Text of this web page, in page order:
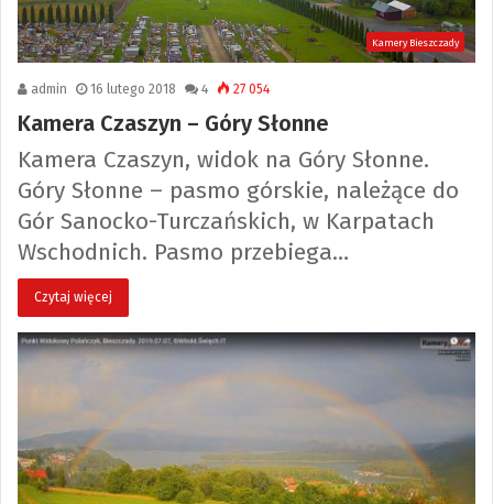
Kamery Bieszczady
admin 16 lutego 2018 4 27 054
Kamera Czaszyn – Góry Słonne
Kamera Czaszyn, widok na Góry Słonne.
Góry Słonne – pasmo górskie, należące do
Gór Sanocko-Turczańskich, w Karpatach
Wschodnich. Pasmo przebiega…
Czytaj więcej